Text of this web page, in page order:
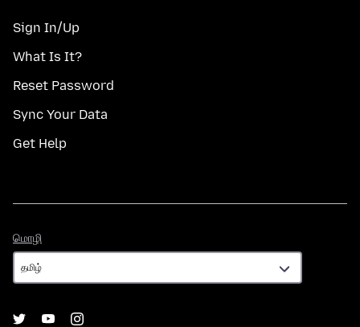
Sign In/Up
What Is It?
Reset Password
Sync Your Data
Get Help
மொழி